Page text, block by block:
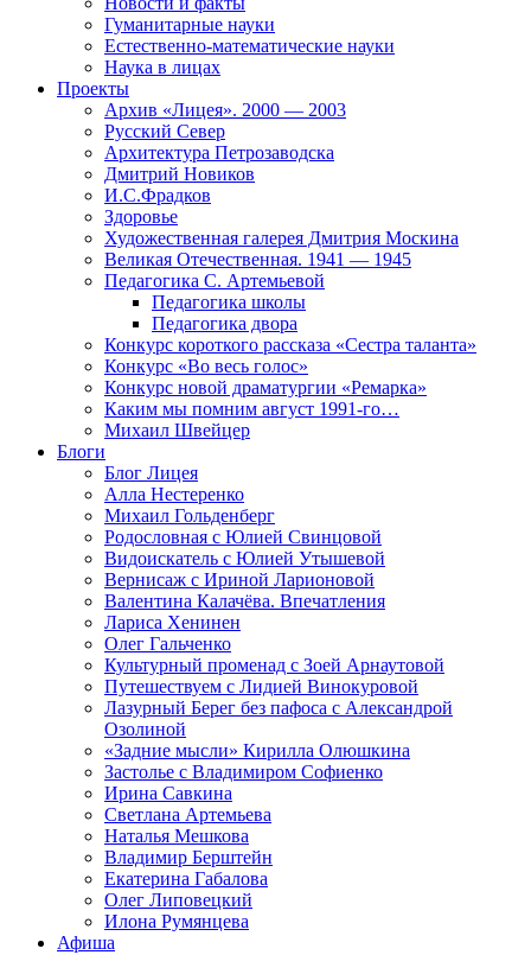
Гуманитарные науки
Естественно-математические науки
Наука в лицах
Проекты
Архив «Лицея». 2000 — 2003
Русский Север
Архитектура Петрозаводска
Дмитрий Новиков
И.С.Фрадков
Здоровье
Художественная галерея Дмитрия Москина
Великая Отечественная. 1941 — 1945
Педагогика С. Артемьевой
Педагогика школы
Педагогика двора
Конкурс короткого рассказа «Сестра таланта»
Конкурс «Во весь голос»
Конкурс новой драматургии «Ремарка»
Каким мы помним август 1991-го…
Михаил Швейцер
Блоги
Блог Лицея
Алла Нестеренко
Михаил Гольденберг
Родословная с Юлией Свинцовой
Видоискатель с Юлией Утышевой
Вернисаж с Ириной Ларионовой
Валентина Калачёва. Впечатления
Лариса Хенинен
Олег Гальченко
Культурный променад с Зоей Арнаутовой
Путешествуем с Лидией Винокуровой
Лазурный Берег без пафоса с Александрой
Озолиной
«Задние мысли» Кирилла Олюшкина
Застолье с Владимиром Софиенко
Ирина Савкина
Светлана Артемьева
Наталья Мешкова
Владимир Берштейн
Екатерина Габалова
Олег Липовецкий
Илона Румянцева
Афиша